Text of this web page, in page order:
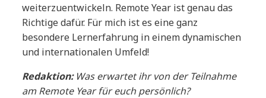
weiterzuentwickeln. Remote Year ist genau das
Richtige dafür. Für mich ist es eine ganz
besondere Lernerfahrung in einem dynamischen
und internationalen Umfeld!
Redaktion: Was erwartet ihr von der Teilnahme
am Remote Year für euch persönlich?